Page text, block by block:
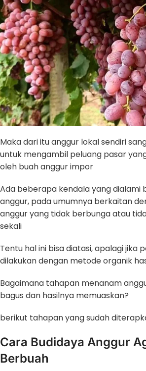
Maka dari itu anggur lokal sendiri
untuk mengambil peluang pasar
oleh buah anggur impor
Ada beberapa kendala yang dialami
anggur, pada umumnya berkaitan
anggur yang tidak berbunga atau
sekali
Tentu hal ini bisa diatasi, apalagi jika
dilakukan dengan metode organik
Bagaimana tahapan menanam
bagus dan hasilnya memuaskan?
berikut tahapan yang sudah
Cara Budidaya Anggur
Berbuah